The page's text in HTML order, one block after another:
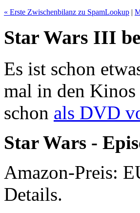
« Erste Zwischenbilanz zu SpamLookup |
Star Wars III
Es ist schon
mal in den Kinos
schon als DVD
Star Wars -
Amazon-Preis:
Details.